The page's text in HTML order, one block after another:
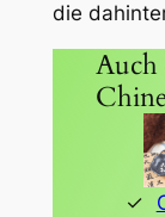
die
Auch